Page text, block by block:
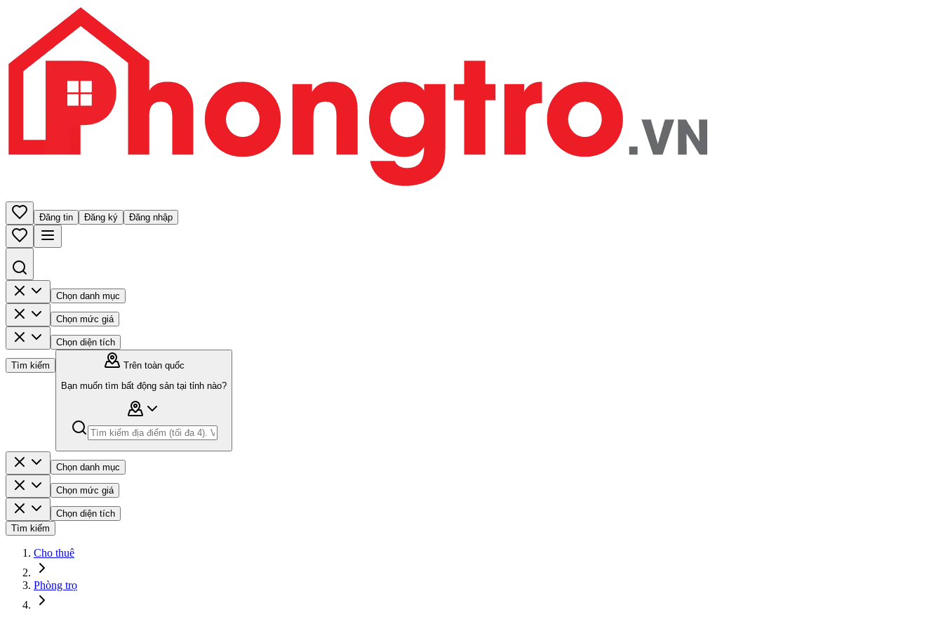
Đăng tin Đăng ký Đăng nhập
Chọn danh mục
Chọn mức giá
Chọn diện tích
Tìm kiếm
Trên toàn quốc
Bạn muốn tìm bất động sản tại tỉnh nào?
Chọn danh mục
Chọn mức giá
Chọn diện tích
Tìm kiếm
Cho thuê
Phòng trọ